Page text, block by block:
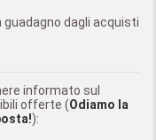
guadagno dagli acquisti
informato sul
offerte (Odiamo la
):